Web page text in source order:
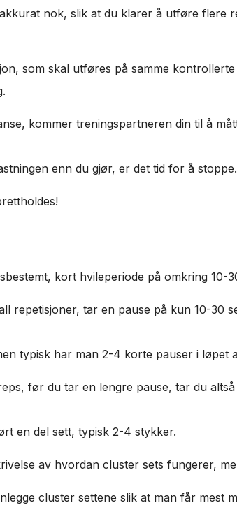
nok, slik at du klarer å utføre flere
som skal utføres på samme
kommer treningspartneren din til å
enn du gjør, er det tid for å stoppe.
kort hvileperiode på omkring 10-
repetisjoner, tar en pause på kun 10-30
typisk har man 2-4 korte pauser i løpet
før du tar en lengre pause, tar du
en del sett, typisk 2-4 stykker.
av hvordan cluster sets fungerer,
cluster settene slik at man får mest